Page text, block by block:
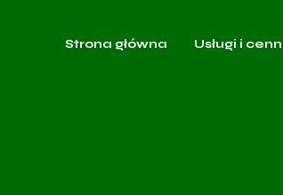
Strona główna Usługi i